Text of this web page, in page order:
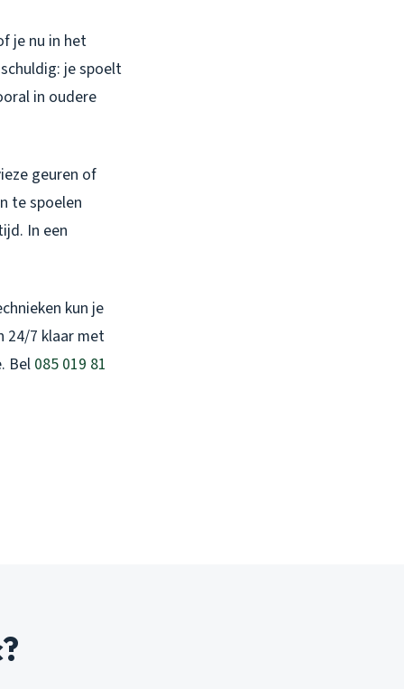
je nu in het
je spoelt
in oudere
geuren of
te spoelen
In een
kun je
24/7 klaar met
Bel 085 019 81